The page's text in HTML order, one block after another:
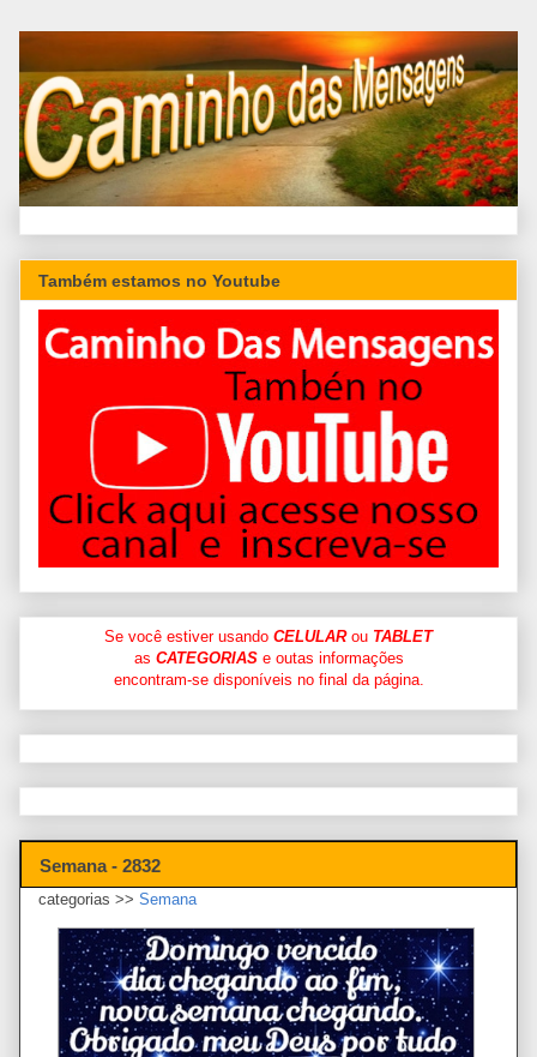
Também estamos no Youtube
Se você estiver usando CELULARou TABLET
as CATEGORIASe outas informações
encontram-se disponíveis no final da página.
Semana - 2832
categorias >> Semana